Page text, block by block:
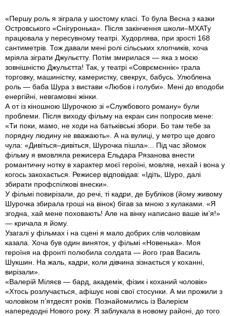
«Першу роль я зіграла у шостому класі. То була Весна з казки
Островського «Снігуронька». Після закінчення школи–МХАТу
працювала у пересувному театрі. Худорлява, при зрості 168
сантиметрів. Тож давали мені ролі сільських хлопчиків, хоча
мріяла зіграти Джульєтту. Потім змирилася — яка з моєю
зовнішністю Джульєтта! Так, у театрі «Соврємєннік» грала
торговку, машиністку, камеристку, свекрух, бабусь. Улюблена
роль — баба Шура з вистави «Любов і голуби». Мені до вподоби
енергійні, невгамовні жінки.
А от iз кіношною Шурочкою зі «Службового роману» були
проблеми. Після виходу фільму на екран син попросив мене:
«Ти поки, мамо, не ходи на батьківські збори. Бо там тебе за
порядну людину не вважають». А на вулиці, у метро ще довго
чула: «Дивіться–дивіться, Шурочка пішла»... Під час зйомок
фільму я вмовляла режисера Ельдара Рязанова внести
романтичну нотку в характер моєї героїні, мовляв, нехай i вона у
когось закохається. Режисер відповідав: «Ідіть, Шуро, далі
збирати профспілкові внески».
У фільмі повирізали, до речі, ті кадри, де Бубліков (йому живому
Шурочка збирала гроші на вінок) бігав за мною з кулаками. «Я
згодна, хай мене поховають! Але на вінку написано ваше ім’я!»
— кричала я йому.
Узагалі у фільмах і на сцені я мало добрих слів чоловікам
казала. Хоча був один виняток, у фільмі «Новенька». Моя
героїня на фронті полюбила солдата — його грав Василь
Шукшин. На жаль, кадри, коли дівчина зізнається у коханні,
вирізали».
«Валерій Міляєв — бард, академік, фізик і коханий чоловік»
«Хтось розлучається, афішує нові свої стосунки. А ми прожили з
чоловіком п’ятдесят років. Познайомились із Валерієм
напередодні Нового року. Я заблукала в новому районі, до того